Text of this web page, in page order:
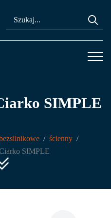
SIMPLE
ścienny
SIMPLE